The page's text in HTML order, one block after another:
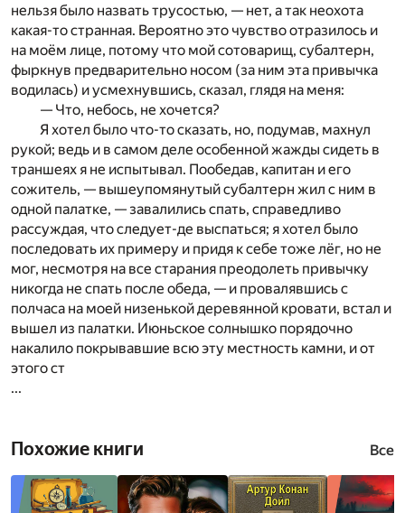
нельзя было назвать трусостью, — нет, а так неохота
какая-то странная. Вероятно это чувство отразилось и
на моём лице, потому что мой сотоварищ, субалтерн,
фыркнув предварительно носом (за ним эта привычка
водилась) и усмехнувшись, сказал, глядя на меня:
— Что, небось, не хочется?
Я хотел было что-то сказать, но, подумав, махнул
рукой; ведь и в самом деле особенной жажды сидеть в
траншеях я не испытывал. Пообедав, капитан и его
сожитель, — вышеупомянутый субалтерн жил с ним в
одной палатке, — завалились спать, справедливо
рассуждая, что следует-де выспаться; я хотел было
последовать их примеру и придя к себе тоже лёг, но не
мог, несмотря на все старания преодолеть привычку
никогда не спать после обеда, — и провалявшись с
полчаса на моей низенькой деревянной кровати, встал и
вышел из палатки. Июньское солнышко порядочно
накалило покрывавшие всю эту местность камни, и от
этого ст
...
Похожие книги Все